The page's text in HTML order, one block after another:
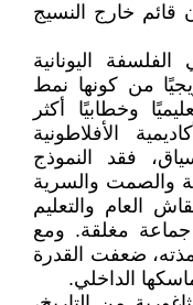
قائم خارج النسيج
اليونانية
من كونها نمط
وخطابيًا أكثر
الأفلاطونية
فقد النموذج
والصمت والسرية
العام والتعليم
جماعة مغلقة. ومع
ضعفت القدرة
الداخلي.